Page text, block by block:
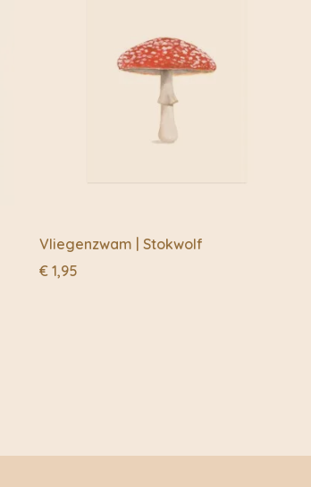
Vliegenzwam | Stokwolf
€ 1,95